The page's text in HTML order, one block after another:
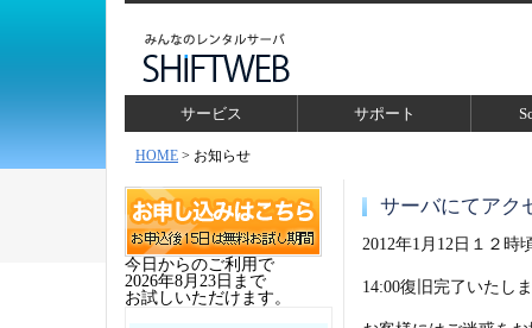
サービス サポート
HOME > お知らせ
サーバにてアク
2012年1月12日１２時
14:00復旧完了いたし
今日からのご利用で
2026年8月23日まで
お試しいただけます。